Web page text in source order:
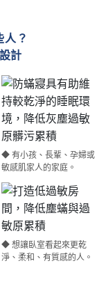
人？
計
◆ 有小孩、長輩、孕婦或
敏感肌家人的家庭。
◆ 想讓臥室看起來更乾
淨、柔和、有質感的人。